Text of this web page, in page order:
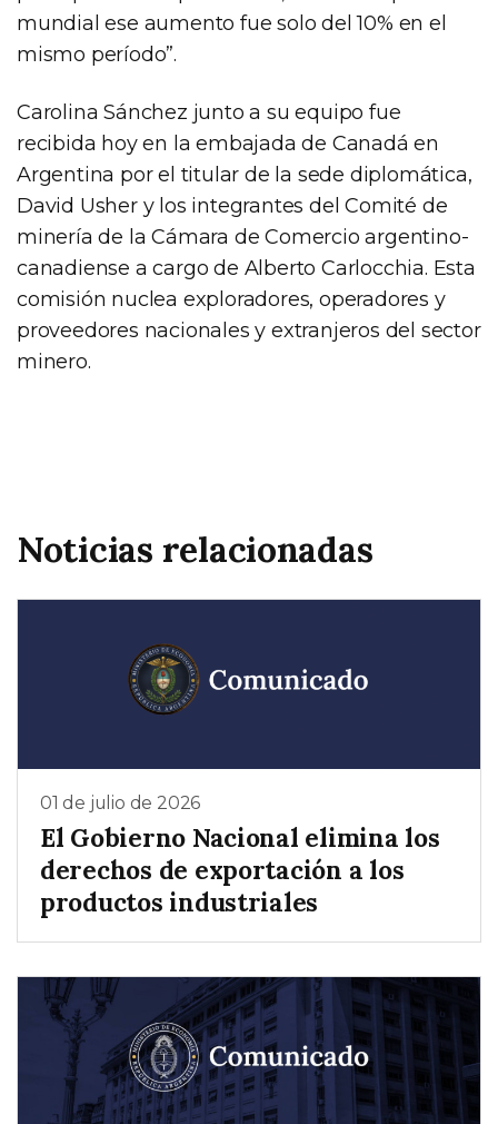
mundial ese aumento fue solo del 10% en el
mismo período”.
Carolina Sánchez junto a su equipo fue
recibida hoy en la embajada de Canadá en
Argentina por el titular de la sede diplomática,
David Usher y los integrantes del Comité de
minería de la Cámara de Comercio argentino-
canadiense a cargo de Alberto Carlocchia. Esta
comisión nuclea exploradores, operadores y
proveedores nacionales y extranjeros del sector
minero.
Noticias relacionadas
01 de julio de 2026
El Gobierno Nacional elimina los
derechos de exportación a los
productos industriales